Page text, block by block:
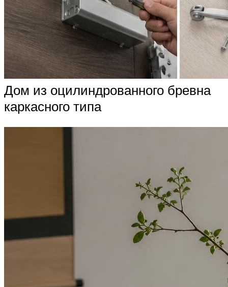
Дом из оцилиндрованного бревна
каркасного типа